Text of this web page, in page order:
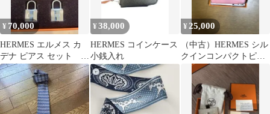
¥ 70,000
HERMES エルメス カ
デナ ピアス セット ブ
ラック シルバーカラ
ー
¥38,000
HERMES コインケース
小銭入れ
¥ 25,000
（中古）HERMES シル
クインコンパクトピン